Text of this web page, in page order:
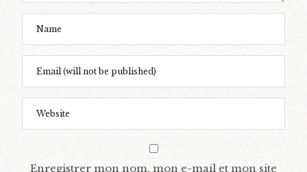
Enregistrer mon nom, mon e-mail et mon site